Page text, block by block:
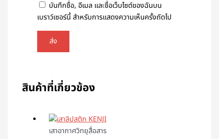
บันทึกชื่อ, อีเมล และชื่อเว็บไซต์ของฉันบน
เบราว์เซอร์นี้ สำหรับการแสดงความเห็นครั้งถัดไป
สินค้าที่เกี่ยวข้อง
เสาอากาศวิทยุสื่อสาร